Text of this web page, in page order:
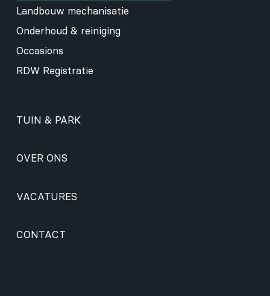
Landbouw mechanisatie
Onderhoud & reiniging
Occasions
RDW Registratie
TUIN & PARK
OVER ONS
VACATURES
CONTACT